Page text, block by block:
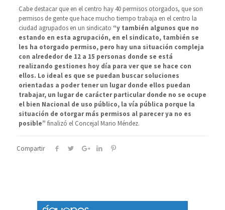
Cabe destacar que en el centro hay 40 permisos otorgados, que son
permisos de gente que hace mucho tiempo trabaja en el centro la
ciudad agrupados en un sindicato “y también algunos que no
estando en esta agrupación, en el sindicato, también se
les ha otorgado permiso, pero hay una situación compleja
con alrededor de 12 a 15 personas donde se está
realizando gestiones hoy día para ver que se hace con
ellos. Lo ideal es que se puedan buscar soluciones
orientadas a poder tener un lugar donde ellos puedan
trabajar, un lugar de carácter particular donde no se ocupe
el bien Nacional de uso público, la vía pública porque la
situación de otorgar más permisos al parecer ya no es
posible” finalizó el Concejal Mario Méndez.
Compartir